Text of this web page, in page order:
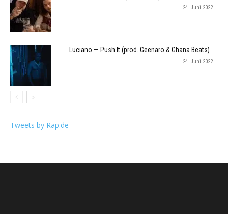
24. Juni 2022
Luciano — Push It (prod. Geenaro & Ghana Beats)
24. Juni 2022
Tweets by Rap.de